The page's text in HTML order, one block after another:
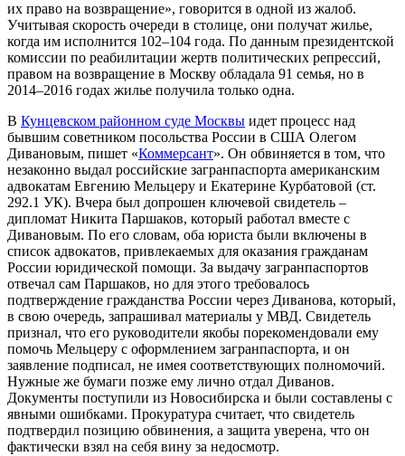
их право на возвращение», говорится в одной из жалоб.
Учитывая скорость очереди в столице, они получат жилье,
когда им исполнится 102–104 года. По данным президентской
комиссии по реабилитации жертв политических репрессий,
правом на возвращение в Москву обладала 91 семья, но в
2014–2016 годах жилье получила только одна.
В Кунцевском районном суде Москвы идет процесс над
бывшим советником посольства России в США Олегом
Дивановым, пишет «Коммерсант». Он обвиняется в том, что
незаконно выдал российские загранпаспорта американским
адвокатам Евгению Мельцеру и Екатерине Курбатовой (ст.
292.1 УК). Вчера был допрошен ключевой свидетель –
дипломат Никита Паршаков, который работал вместе с
Дивановым. По его словам, оба юриста были включены в
список адвокатов, привлекаемых для оказания гражданам
России юридической помощи. За выдачу загранпаспортов
отвечал сам Паршаков, но для этого требовалось
подтверждение гражданства России через Диванова, который,
в свою очередь, запрашивал материалы у МВД. Свидетель
признал, что его руководители якобы порекомендовали ему
помочь Мельцеру с оформлением загранпаспорта, и он
заявление подписал, не имея соответствующих полномочий.
Нужные же бумаги позже ему лично отдал Диванов.
Документы поступили из Новосибирска и были составлены с
явными ошибками. Прокуратура считает, что свидетель
подтвердил позицию обвинения, а защита уверена, что он
фактически взял на себя вину за недосмотр.